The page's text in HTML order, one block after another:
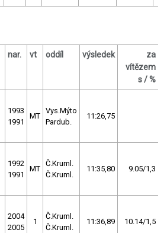
nar. vt oddíl výsledek
za
vítězem
s / %
1993
1991
MT
Vys.Mýto
Pardub.
11:26,75
1992
1991
MT
Č.Kruml.
Č.Kruml.
11:35,80 9.05/1,3
2004
2005
1
Č.Kruml.
Č.Kruml.
11:36,89 10.14/1,5